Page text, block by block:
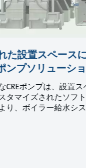
た設置スペース
ンプソリューシ
CREポンプは、設置
タマイズされたソフ
り、ボイラー給水シ